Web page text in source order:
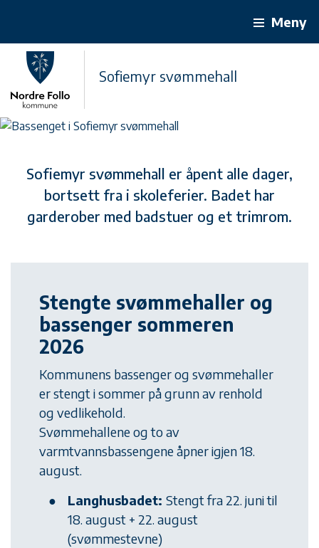
Meny
Sofiemyr svømmehall
Sofiemyr svømmehall er åpent alle dager,
bortsett fra i skoleferier. Badet har
garderober med badstuer og et trimrom.
Stengte svømmehaller og
bassenger sommeren
2026
Kommunens bassenger og svømmehaller
er stengt i sommer på grunn av renhold
og vedlikehold.
Svømmehallene og to av
varmtvannsbassengene åpner igjen 18.
august.
Langhusbadet: Stengt fra 22. juni til
18. august + 22. august
(svømmestevne)